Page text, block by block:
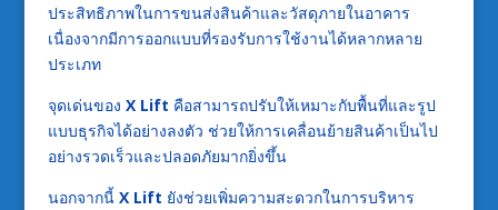
ประสิทธิภาพในการขนส่งสินค้าและวัสดุภายในอาคาร
เนื่องจากมีการออกแบบที่รองรับการใช้งานได้หลากหลาย
ประเภท
จุดเด่นของ X Lift คือสามารถปรับให้เหมาะกับพื้นที่และรูป
แบบธุรกิจได้อย่างลงตัว ช่วยให้การเคลื่อนย้ายสินค้าเป็นไป
อย่างรวดเร็วและปลอดภัยมากยิ่งขึ้น
นอกจากนี้ X Lift ยังช่วยเพิ่มความสะดวกในการบริหาร